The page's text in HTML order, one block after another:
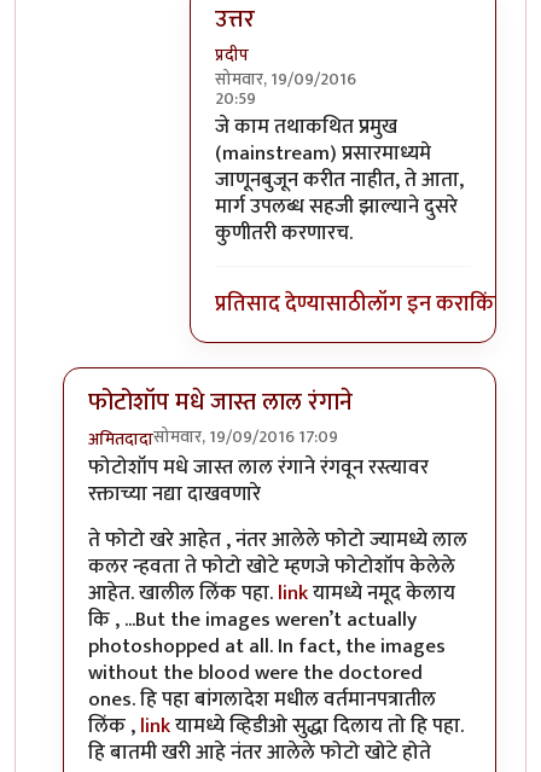
उत्तर
प्रदीप
सोमवार, 19/09/2016
20:59
In reply toका फिरली असावी हाच प्रश्न
जे काम तथाकथित प्रमुख
(mainstream) प्रसारमाध्यमे
जाणूनबुजून करीत नाहीत, ते आता,
मार्ग उपलब्ध सहजी झाल्याने दुसरे
कुणीतरी करणारच.
प्रतिसाद देण्यासाठीलॉग इन कराकिंवा
फोटोशॉप मधे जास्त लाल रंगाने
अमितदादासोमवार, 19/09/2016 17:09
In reply toकुर्बानी आणि बळी देणे दोन्हीbyबाळ सप्रे
फोटोशॉप मधे जास्त लाल रंगाने रंगवून रस्त्यावर
रक्ताच्या नद्या दाखवणारे
ते फोटो खरे आहेत , नंतर आलेले फोटो ज्यामध्ये लाल
कलर न्हवता ते फोटो खोटे म्हणजे फोटोशॉप केलेले
आहेत. खालील लिंक पहा.linkयामध्ये नमूद केलाय
कि , ...But the images weren’t actually
photoshopped at all. In fact, the images
without the blood were the doctored
ones. हि पहा बांगलादेश मधील वर्तमानपत्रातील
लिंक ,linkयामध्ये व्हिडीओ सुद्धा दिलाय तो हि पहा.
हि बातमी खरी आहे नंतर आलेले फोटो खोटे होते